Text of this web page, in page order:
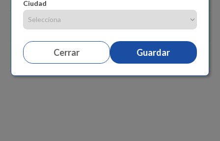
Ciudad
Cerrar Guardar
Especificaciones
Comentarios